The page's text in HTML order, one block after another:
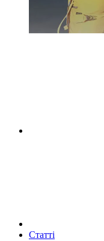
Статті